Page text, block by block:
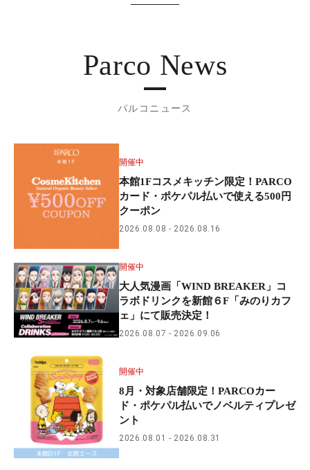
Parco News
パルコニュース
開催中
本館1Fコスメキッチン限定！PARCO
カード・ポケパル払いで使える500円
クーポン
2026.08.08 2026.08.16
開催中
大人気漫画「WIND BREAKER」コ
ラボドリンクを新館６F「みのりカフ
ェ」にて販売決定！
2026.08.07 2026.09.06
開催中
8月・対象店舗限定！PARCOカー
ド・ポケパル払いでノベルティプレゼ
ント
2026.08.01 2026.08.31